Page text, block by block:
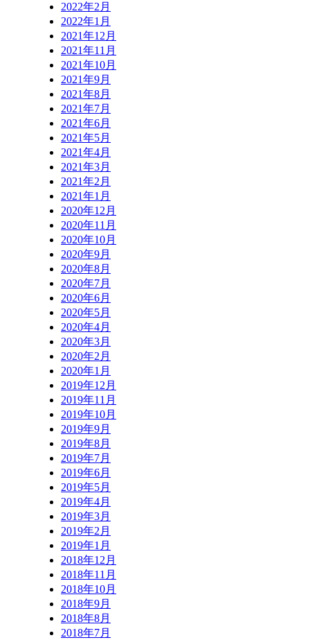
2022年2月
2022年1月
2021年12月
2021年11月
2021年10月
2021年9月
2021年8月
2021年7月
2021年6月
2021年5月
2021年4月
2021年3月
2021年2月
2021年1月
2020年12月
2020年11月
2020年10月
2020年9月
2020年8月
2020年7月
2020年6月
2020年5月
2020年4月
2020年3月
2020年2月
2020年1月
2019年12月
2019年11月
2019年10月
2019年9月
2019年8月
2019年7月
2019年6月
2019年5月
2019年4月
2019年3月
2019年2月
2019年1月
2018年12月
2018年11月
2018年10月
2018年9月
2018年8月
2018年7月